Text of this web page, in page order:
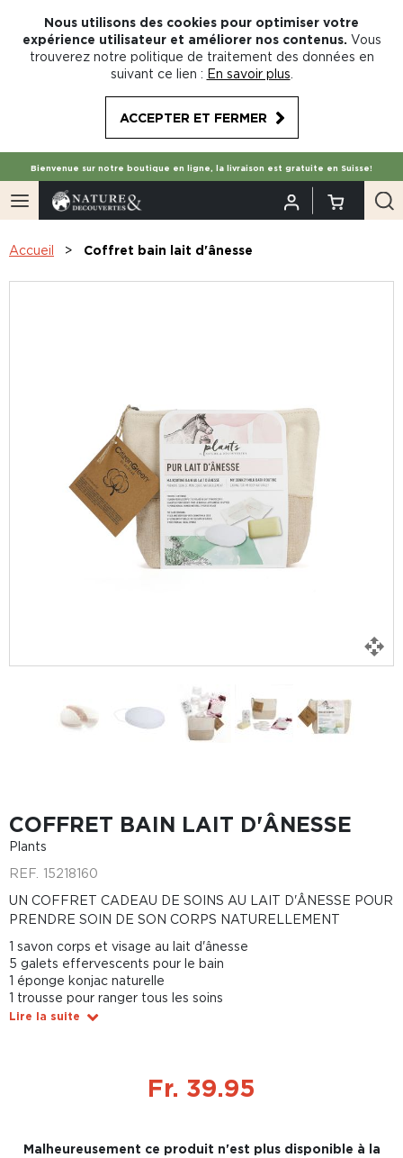
Nous utilisons des cookies pour optimiser votre
expérience utilisateur et améliorer nos contenus. Vous
trouverez notre politique de traitement des données en
suivant ce lien : En savoir plus
ACCEPTER ET FERMER
Bienvenue sur notre boutique en ligne, la livraison est gratuite en Suisse!
Accueil Coffret bain lait d'ânesse
COFFRET BAIN LAIT D'ÂNESSE
Plants
REF. 15218160
UN COFFRET CADEAU DE SOINS AU LAIT D'ÂNESSE POUR
PRENDRE SOIN DE SON CORPS NATURELLEMENT
1 savon corps et visage au lait d'ânesse
5 galets effervescents pour le bain
1 éponge konjac naturelle
1 trousse pour ranger tous les soins
Lire la suite
Fr. 39.95
Malheureusement ce produit n'est plus disponible à la